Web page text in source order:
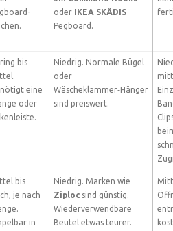
oder IKEA SKÅDIS
Pegboard.
bis
eine
oder
Niedrig. Normale Bügel
oder
Wäscheklammer‑Hänger
sind preiswert.
bis
je nach
in
Niedrig. Marken wie
Ziploc sind günstig.
Wiederverwendbare
Beutel etwas teurer.